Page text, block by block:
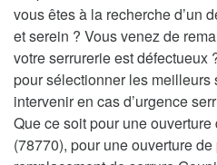
vous êtes à la recherche d’un
et serein ? Vous venez de
votre serrurerie est défectueux
pour sélectionner les meilleurs
intervenir en cas d’urgence
Que ce soit pour une
(78770), pour une ouverture